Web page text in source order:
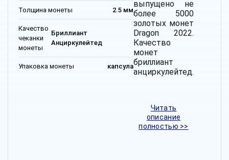
Толщина монеты 2.5 мм
Качество
чеканки
монеты
Бриллиант
Анциркулейтед
Упаковка монеты капсула
выпущено не
более 5000
золотых монет
Dragon 2022.
Качество
монет
бриллиант
анциркулейтед.
Читать
описание
полностью >>